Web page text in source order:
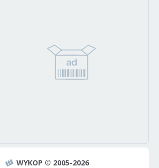
WYKOP © 2005-2026